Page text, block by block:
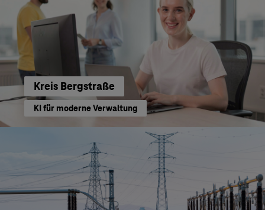
Kreis Bergstraße
KI für moderne Verwaltung